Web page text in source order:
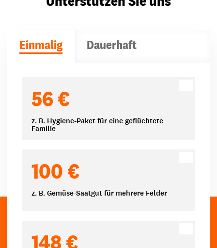
Einmalig Dauerhaft
56 €
z. B. Hygiene-Paket für eine geflüchtete
Familie
100 €
z. B. Gemüse-Saatgut für mehrere Felder
148 €